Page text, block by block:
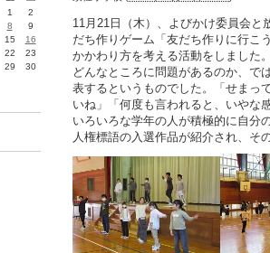
11月21日（木）、よびかけ委員会
だち作りゲーム「友だち作りに行こ
かかわり方を考える活動をしました
どんなところに問題があるのか、で
表するというものでした。
「せまっ
いね」
「何度も言われると、いや
いろいろな学年の人が積極的に自分
人権標語の入選作品が紹介され、そ
1
2
8
9
15
16
22
23
29 30